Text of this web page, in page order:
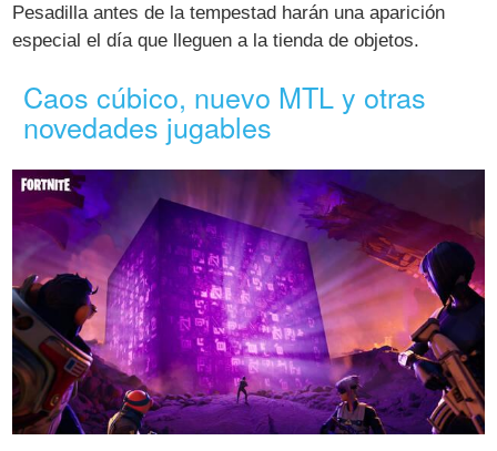
Pesadilla antes de la tempestad harán una aparición
especial el día que lleguen a la tienda de objetos.
Caos cúbico, nuevo MTL y otras
novedades jugables